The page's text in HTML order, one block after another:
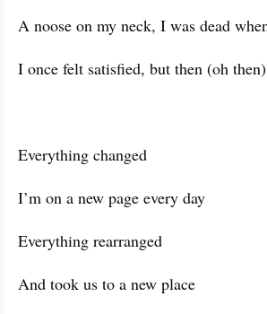
A noose on my neck, I was dead
I once felt satisfied, but then (oh then)
Everything changed
I’m on a new page every day
Everything rearranged
And took us to a new place